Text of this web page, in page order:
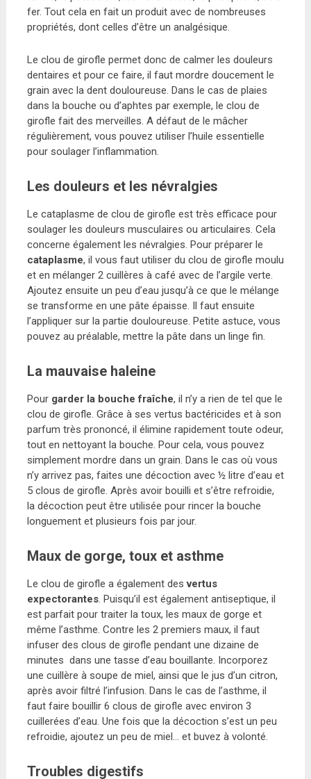
fer. Tout cela en fait un produit avec de nombreuses
propriétés, dont celles d’être un analgésique.
Le clou de girofle permet donc de calmer les douleurs
dentaires et pour ce faire, il faut mordre doucement le
grain avec la dent douloureuse. Dans le cas de plaies
dans la bouche ou d’aphtes par exemple, le clou de
girofle fait des merveilles. A défaut de le mâcher
régulièrement, vous pouvez utiliser l’huile essentielle
pour soulager l’inflammation.
Les douleurs et les névralgies
Le cataplasme de clou de girofle est très efficace pour
soulager les douleurs musculaires ou articulaires. Cela
concerne également les névralgies. Pour préparer le
cataplasme, il vous faut utiliser du clou de girofle moulu
et en mélanger 2 cuillères à café avec de l’argile verte.
Ajoutez ensuite un peu d’eau jusqu’à ce que le mélange
se transforme en une pâte épaisse. Il faut ensuite
l’appliquer sur la partie douloureuse. Petite astuce, vous
pouvez au préalable, mettre la pâte dans un linge fin.
La mauvaise haleine
Pour garder la bouche fraîche, il n’y a rien de tel que le
clou de girofle. Grâce à ses vertus bactéricides et à son
parfum très prononcé, il élimine rapidement toute odeur,
tout en nettoyant la bouche. Pour cela, vous pouvez
simplement mordre dans un grain. Dans le cas où vous
n’y arrivez pas, faites une décoction avec ½ litre d’eau et
5 clous de girofle. Après avoir bouilli et s’être refroidie,
la décoction peut être utilisée pour rincer la bouche
longuement et plusieurs fois par jour.
Maux de gorge, toux et asthme
Le clou de girofle a également desvertus
expectorantes. Puisqu’il est également antiseptique, il
est parfait pour traiter la toux, les maux de gorge et
même l’asthme. Contre les 2 premiers maux, il faut
infuser des clous de girofle pendant une dizaine de
minutes dans une tasse d’eau bouillante. Incorporez
une cuillère à soupe de miel, ainsi que le jus d’un citron,
après avoir filtré l’infusion. Dans le cas de l’asthme, il
faut faire bouillir 6 clous de girofle avec environ 3
cuillerées d’eau. Une fois que la décoction s’est un peu
refroidie, ajoutez un peu de miel… et buvez à volonté.
Troubles digestifs